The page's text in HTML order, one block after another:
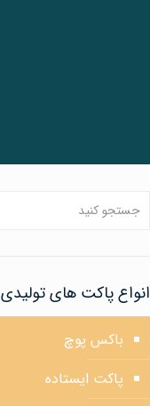
انواع پاکت های تولیدی
باکس پوچ
پاکت ایستاده